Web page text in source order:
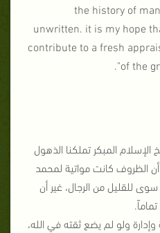
the history of
unwritten. it is my hope
contribute to a fresh
of the
الإسلام المبكر تملكنا الذهول
الظروف كانت مواتية لمحمد
للقليل من الرجال، غير أن
ولو لم يضع ثقته في الله،